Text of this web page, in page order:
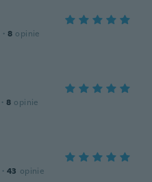
· 8 opinie
· 8 opinie
· 43 opinie